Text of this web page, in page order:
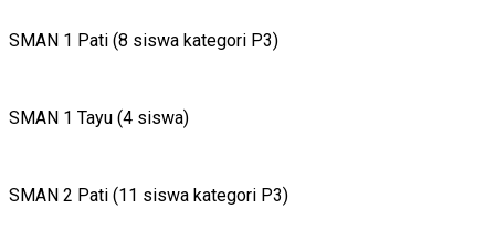
SMAN 1 Pati (8 siswa kategori P3)
SMAN 1 Tayu (4 siswa)
SMAN 2 Pati (11 siswa kategori P3)